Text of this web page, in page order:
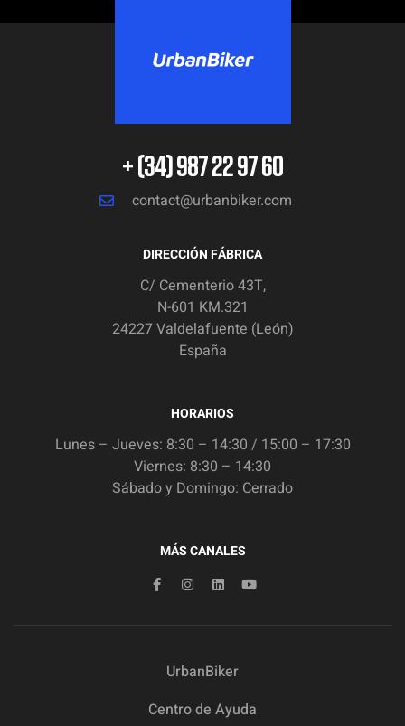
+ (34) 987 22 97 60
contact@urbanbiker.com
DIRECCIÓN FÁBRICA
C/ Cementerio 43T,
N-601 KM.321
24227 Valdelafuente (León)
España
HORARIOS
Lunes – Jueves: 8:30 – 14:30 / 15:00 – 17:30
Viernes: 8:30 – 14:30
Sábado y Domingo: Cerrado
MÁS CANALES
UrbanBiker
Centro de Ayuda